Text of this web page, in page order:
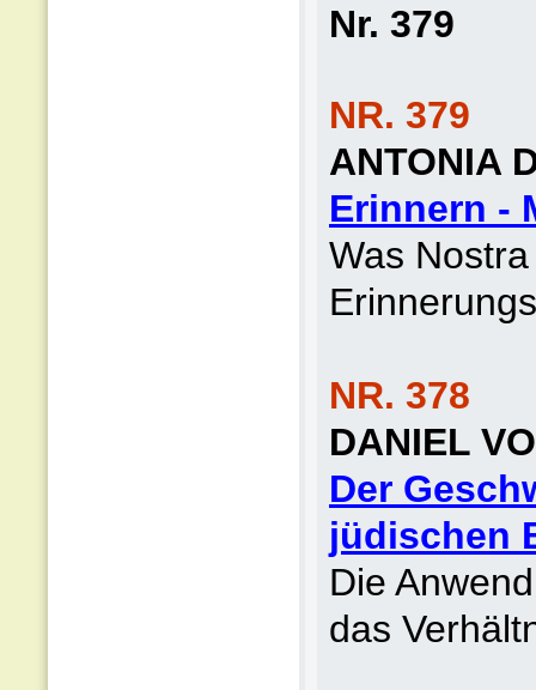
Nr. 379
NR. 379
ANTONIA
Erinnern -
Was
NR. 378
DANIEL
Der
jüdischen
Die
das